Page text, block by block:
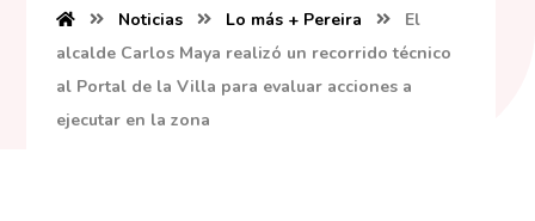
Noticias Lo más + Pereira
El
alcalde Carlos Maya realizó un recorrido técnico
al Portal de la Villa para evaluar acciones a
ejecutar en la zona